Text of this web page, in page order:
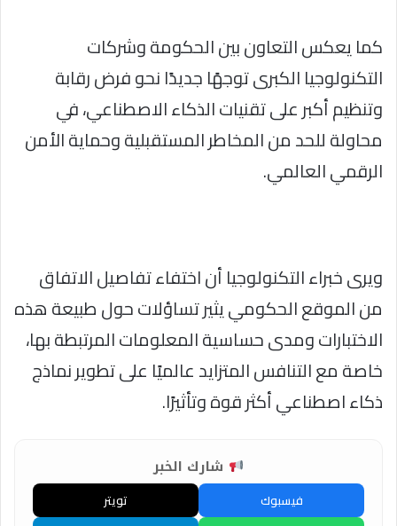
كما يعكس التعاون بين الحكومة وشركات
التكنولوجيا الكبرى توجهًا جديدًا نحو فرض رقابة
وتنظيم أكبر على تقنيات الذكاء الاصطناعي، في
محاولة للحد من المخاطر المستقبلية وحماية الأمن
الرقمي العالمي.
ويرى خبراء التكنولوجيا أن اختفاء تفاصيل الاتفاق
من الموقع الحكومي يثير تساؤلات حول طبيعة هذه
الاختبارات ومدى حساسية المعلومات المرتبطة بها،
خاصة مع التنافس المتزايد عالميًا على تطوير نماذج
ذكاء اصطناعي أكثر قوة وتأثيرًا.
شارك الخبر
فيسبوك
تويتر